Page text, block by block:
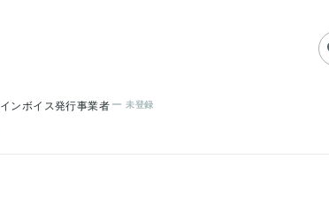
インボイス発行事業者 未登録